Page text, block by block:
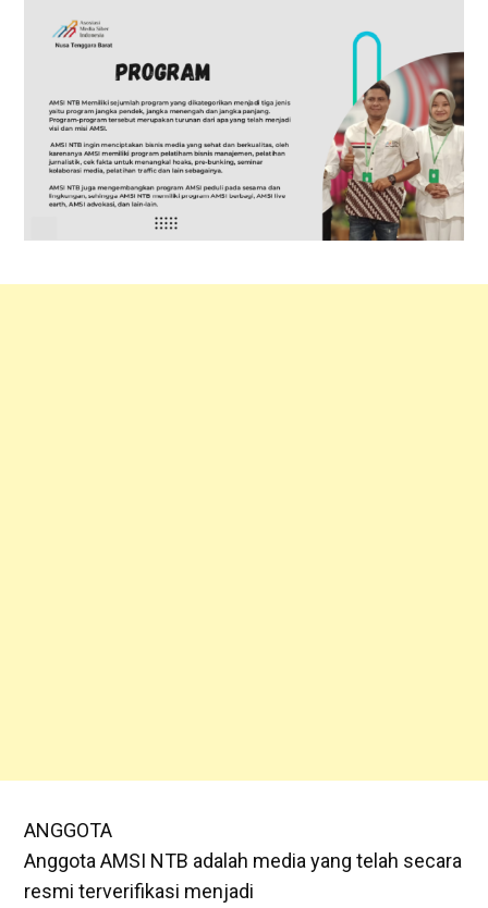
ANGGOTA
Anggota AMSI NTB adalah media yang telah secara
resmi terverifikasi menjadi